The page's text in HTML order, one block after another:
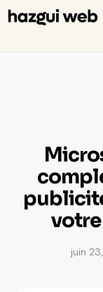
juin